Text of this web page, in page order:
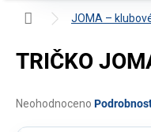
Domů JOMA –
TRIČKO
Průměrné
Neohodnoceno